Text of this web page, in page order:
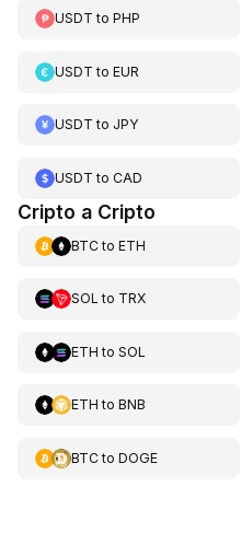
USDT to PHP
USDT to EUR
USDT to JPY
USDT to CAD
Cripto a Cripto
BTCto ETH
SOL to TRX
ETH to SOL
ETH to BNB
BTCto DOGE